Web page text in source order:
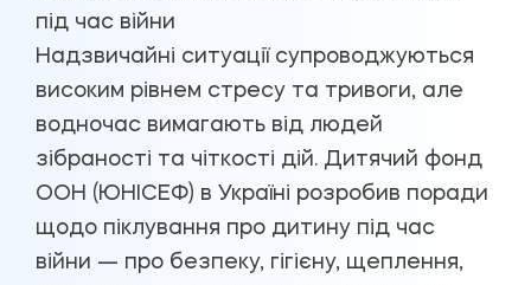
під час війни
Надзвичайні ситуації супроводжуються
високим рівнем стресу та тривоги, але
водночас вимагають від людей
зібраності та чіткості дій. Дитячий фонд
ООН (ЮНІСЕФ) в Україні розробив поради
щодо піклування про дитину під час
війни — про безпеку, гігієну, щеплення,